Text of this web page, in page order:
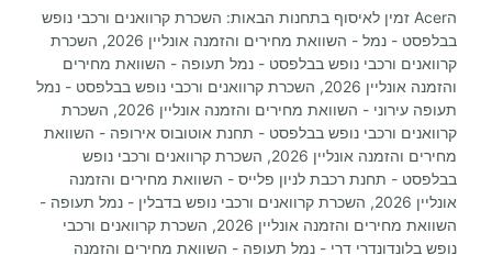
הAcer זמין לאיסוף בתחנות הבאות: השכרת קרוואנים ורכבי נופש
בבלפסט - נמל - השוואת מחירים והזמנה אונליין 2026, השכרת
קרוואנים ורכבי נופש בבלפסט - נמל תעופה - השוואת מחירים
והזמנה אונליין 2026, השכרת קרוואנים ורכבי נופש בבלפסט - נמל
תעופה עירוני - השוואת מחירים והזמנה אונליין 2026, השכרת
קרוואנים ורכבי נופש בבלפסט - תחנת אוטובוס אירופה - השוואת
מחירים והזמנה אונליין 2026, השכרת קרוואנים ורכבי נופש
בבלפסט - תחנת רכבת לניון פלייס - השוואת מחירים והזמנה
אונליין 2026, השכרת קרוואנים ורכבי נופש בדבלין - נמל תעופה -
השוואת מחירים והזמנה אונליין 2026, השכרת קרוואנים ורכבי
נופש בלונדונדרי דרי - נמל תעופה - השוואת מחירים והזמנה